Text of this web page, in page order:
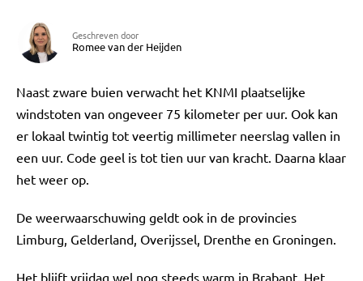
Geschreven door
Romee van der Heijden
Naast zware buien verwacht het KNMI plaatselijke
windstoten van ongeveer 75 kilometer per uur. Ook kan
er lokaal twintig tot veertig millimeter neerslag vallen in
een uur. Code geel is tot tien uur van kracht. Daarna klaar
het weer op.
De weerwaarschuwing geldt ook in de provincies
Limburg, Gelderland, Overijssel, Drenthe en Groningen.
Het blijft vrijdag wel nog steeds warm in Brabant. Het